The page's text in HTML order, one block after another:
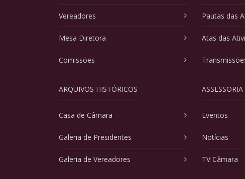
Vereadores
Mesa Diretora
Comissões
ARQUIVOS HISTÓRICOS
Casa de Câmara
Galeria de Presidentes
Galeria de Vereadores
Pautas das
Atas das
Eventos
Notícias
TV Câmara